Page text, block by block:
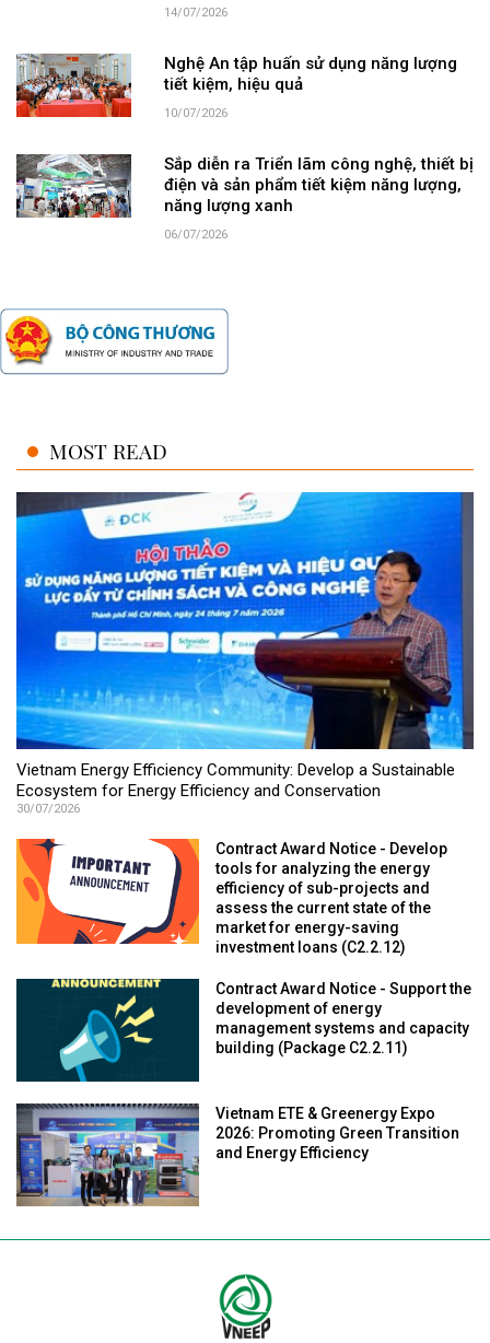
14/07/2026
Nghệ An tập huấn sử dụng năng lượng
tiết kiệm, hiệu quả
10/07/2026
Sắp diễn ra Triển lãm công nghệ, thiết bị
điện và sản phẩm tiết kiệm năng lượng,
năng lượng xanh
06/07/2026
MOST READ
Vietnam Energy Efficiency Community: Develop a Sustainable
Ecosystem for Energy Efficiency and Conservation
30/07/2026
Contract Award Notice - Develop
tools for analyzing the energy
efficiency of sub-projects and
assess the current state of the
market for energy-saving
investment loans (C2.2.12)
Contract Award Notice - Support the
development of energy
management systems and capacity
building (Package C2.2.11)
Vietnam ETE & Greenergy Expo
2026: Promoting Green Transition
and Energy Efficiency